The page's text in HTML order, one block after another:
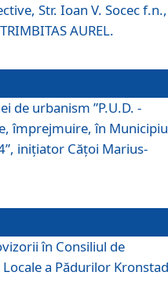
Str. Ioan V. Socec f.n.,
AUREL.
de urbanism ”P.U.D. -
împrejmuire, în
inițiator Cățoi Marius-
în Consiliul de
a Pădurilor